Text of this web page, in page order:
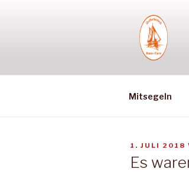
Mitsegeln
1. JULI 2018
Es